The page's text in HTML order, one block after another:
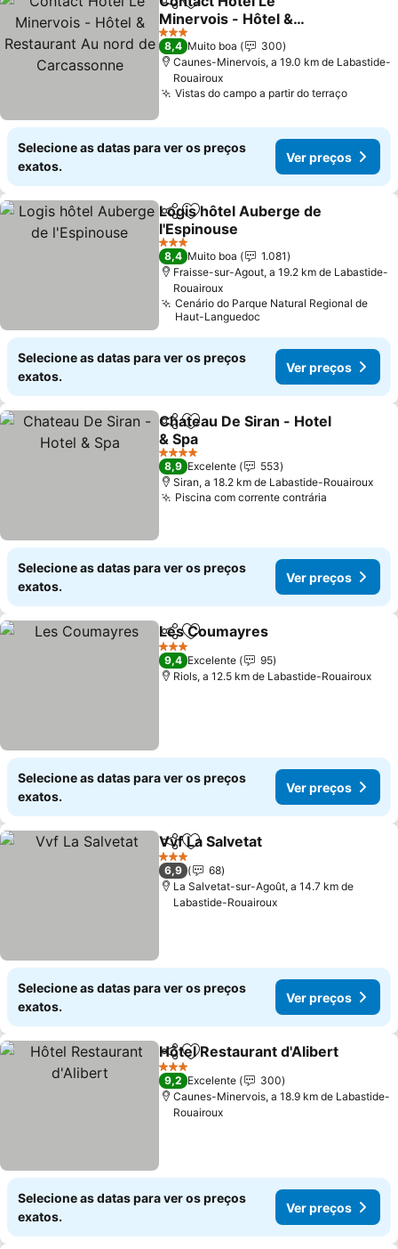
PartilharAdicionar aos favoritos
Minervois - Hôtel &
Restaurant Au nord de
Carcassonne
Ver preços
3 Estrelas
8,4 Muito boa
300
Caunes-Minervois, a 19.0 km de Labastide-
Rouairoux
Vistas do campo a partir do terraçoVer
Selecione as datas para ver os preços
exatos.
Ver preços
PartilharAdicionar aos favoritos
Logis hôtel Auberge de
l'Espinouse
Ver preços
3 Estrelas
8,4 Muito boa
1.081
Fraisse-sur-Agout, a 19.2 km de Labastide-
Rouairoux
Cenário do Parque Natural Regional de
Haut-Languedoc
Selecione as datas para ver os preços
exatos.
Ver preços
PartilharAdicionar aos favoritos
Chateau De Siran - Hotel
& Spa
Ver preços
4 Estrelas
8,9 Excelente
553
Siran, a 18.2 km de Labastide-Rouairoux
Piscina com corrente contrária
Selecione as datas para ver os preços
exatos.
Ver preços
PartilharAdicionar aos favoritos
Les Coumayres
3 Estrelas
9,4 Excelente
95
Riols, a 12.5 km de Labastide-Rouairoux
Selecione as datas para ver os preços
exatos.
Ver preços
PartilharAdicionar aos favoritos
Vvf La Salvetat
3 Estrelas
6,9
68
La Salvetat-sur-Agoût, a 14.7 km de
Labastide-Rouairoux
Selecione as datas para ver os preços
exatos.
Ver preços
PartilharAdicionar aos favoritos
Hôtel Restaurant d'Alibert
3 Estrelas
9,2 Excelente
300
Caunes-Minervois, a 18.9 km de Labastide-
Rouairoux
Selecione as datas para ver os preços
exatos.
Ver preços